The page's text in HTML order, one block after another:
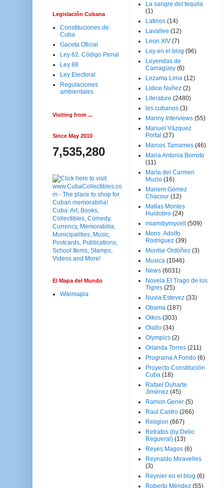
Legislación Cubana
Constituciones de
Cuba
Gaceta Oficial
Ley 62. Código Penal
Ley 88
Ley Electoral
Regulaciones
ambientales
Visiting from ...
Since May 2010
7,535,280
El Mapa del Mundo
Wikimapia
La sangre del tequila
(1)
Latinos (14)
Lavallee (12)
Leon XIV (7)
Ley en el blog (96)
Leyendas de
Camagüey (6)
Lezama Lima (12)
Lidice Nuñez (2)
Literature (2480)
los cubanos (3)
Manny Interviews (55)
Manuel Vázquez
Portal (27)
Marcos Tamames (46)
Maria Antonia Borroto
(11)
María del Carmen
Muzio (16)
Mariem Gómez
Chacour (12)
Matías Montes
Huidobro (24)
miamibymycell
(509)
Mons. Adolfo
Rodriguez (39)
Montse Ordóñez (3)
Musica (1046)
News (6031)
Novela El Trago de los
Tigres (25)
Nuvia Estevez (33)
Obama (187)
Oikos (303)
Olallo (34)
Olympics (2)
Orlanda Torres (211)
Programa A Fondo (6)
Proyecto Constitución
Cuba (18)
Rafael Duharte
Jiménez (45)
Ramon Gener (5)
Raul Castro (266)
Religion (667)
Retratos (by Delio
Regueral) (13)
Reyes Magos (6)
Reynaldo Miravelles
(3)
Reynier en el blog (6)
Roberto Méndez (55)